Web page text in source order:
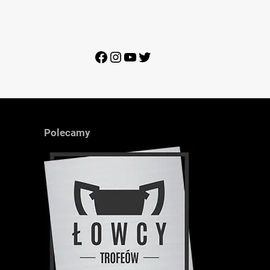
Facebook
Instagram
YouTube
Twitter
Polecamy